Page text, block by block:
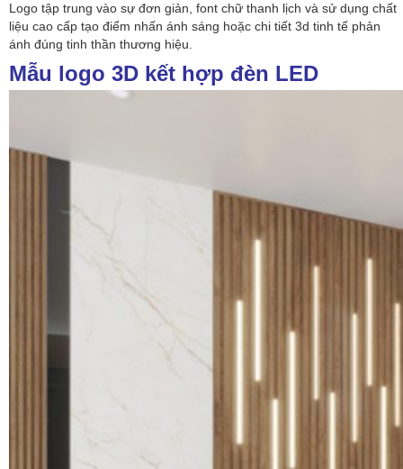
Logo tập trung vào sự đơn giản, font chữ thanh lịch và sử dụng chất
liệu cao cấp tạo điểm nhấn ánh sáng hoặc chi tiết 3d tinh tế phản
ánh đúng tinh thần thương hiệu.
Mẫu logo 3D kết hợp đèn LED